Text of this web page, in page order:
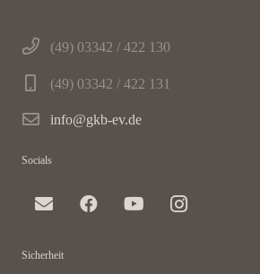
(49) 03342 / 422 130
(49) 03342 / 422 131
info@gkb-ev.de
Socials
Sicherheit